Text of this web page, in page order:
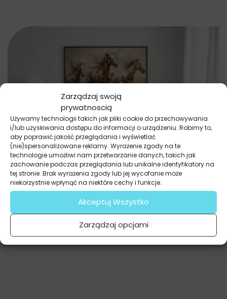
Zarządzaj swoją
prywatnoscią
Używamy technologii takich jak pliki cookie do przechowywania
i/lub uzyskiwania dostępu do informacji o urządzeniu. Robimy to,
aby poprawić jakość przeglądania i wyświetlać
(nie)spersonalizowane reklamy. Wyrażenie zgody na te
technologie umożliwi nam przetwarzanie danych, takich jak
zachowanie podczas przeglądania lub unikalne identyfikatory na
tej stronie. Brak wyrażenia zgody lub jej wycofanie może
niekorzystnie wpłynąć na niektóre cechy i funkcje.
Akceptuj Wszystko
Zarządzaj opcjami
Plakaty
37.20
Najniższa cena promocyjna z ostatnich 30 dni: